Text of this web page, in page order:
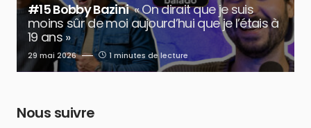
#15 Bobby Bazini « On dirait que je suis
moins sûr de moi aujourd’hui que je l’étais à
19 ans »
29 mai 2026 1 minutes de lecture
Nous suivre